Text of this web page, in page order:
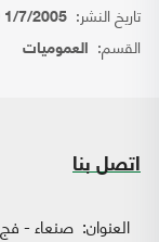
تاريخ النشر: 1/7/2005 0:00
القسم: العموميات
اتصل بنا
العنوان: صنعاء -